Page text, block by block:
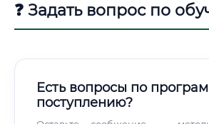
❓ Задать вопрос по
Есть вопросы по
поступлению?